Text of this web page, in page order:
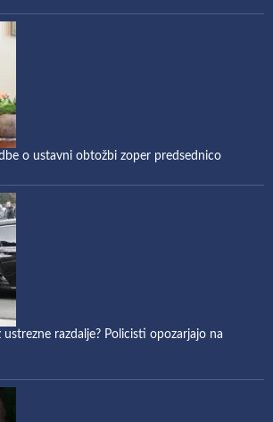
o ustavni obtožbi zoper predsednico
razdalje? Policisti opozarjajo na